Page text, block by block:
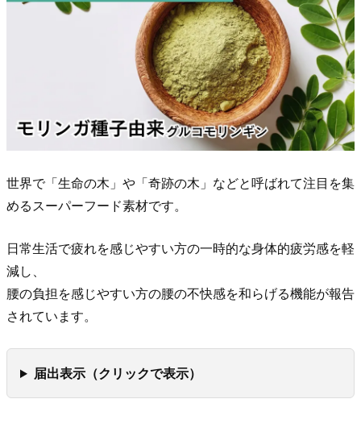
た
方
い
い？
7.
み
方
で
気
を
つ
世界で「生命の木」や「奇跡の木」などと呼ばれて注目を集
めるスーパーフード素材です。
日常生活で疲れを感じやすい方の一時的な身体的疲労感を軽
減し、
腰の負担を感じやすい方の腰の不快感を和らげる機能が報告
されています。
届出表示（クリックで表示）